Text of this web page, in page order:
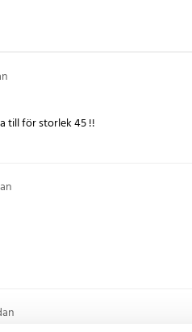
till för storlek 45 !!